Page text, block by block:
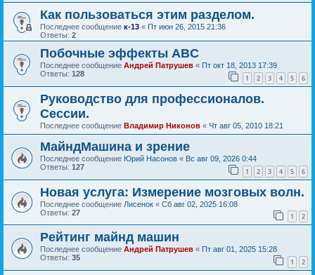
Как пользоваться этим разделом.
Последнее сообщение к-13 « Пт июн 26, 2015 21:36
Ответы: 2
Побочные эффекты ABC
Последнее сообщение Андрей Патрушев « Пт окт 18, 2013 17:39
Ответы: 128 1 2 3 4 5 6
Руководство для профессионалов.
Сессии.
Последнее сообщение Владимир Никонов « Чт авг 05, 2010 18:21
МайндМашина и зрение
Последнее сообщение Юрий Насонов « Вс авг 09, 2026 0:44
Ответы: 127 1 2 3 4 5 6
Новая услуга: Измерение мозговых волн.
Последнее сообщение Лисенок « Сб авг 02, 2025 16:08
Ответы: 27 1 2
Рейтинг майнд машин
Последнее сообщение Андрей Патрушев « Пт авг 01, 2025 15:28
Ответы: 35 1 2